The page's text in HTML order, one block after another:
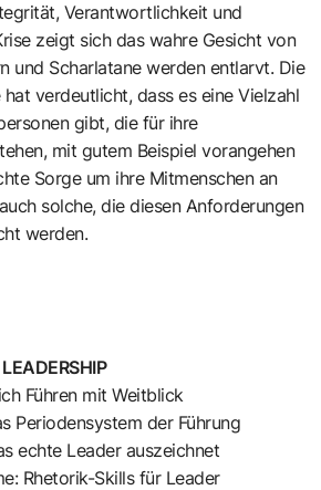
Verantwortlichkeit und
zeigt sich das wahre Gesicht von
und Scharlatane werden entlarvt. Die
hat verdeutlicht, dass es eine Vielzahl
gibt, die für ihre
mit gutem Beispiel vorangehen
Sorge um ihre Mitmenschen an
solche, die diesen Anforderungen
werden.
Führen mit Weitblick
Periodensystem der Führung
echte Leader auszeichnet
Rhetorik-Skills für Leader